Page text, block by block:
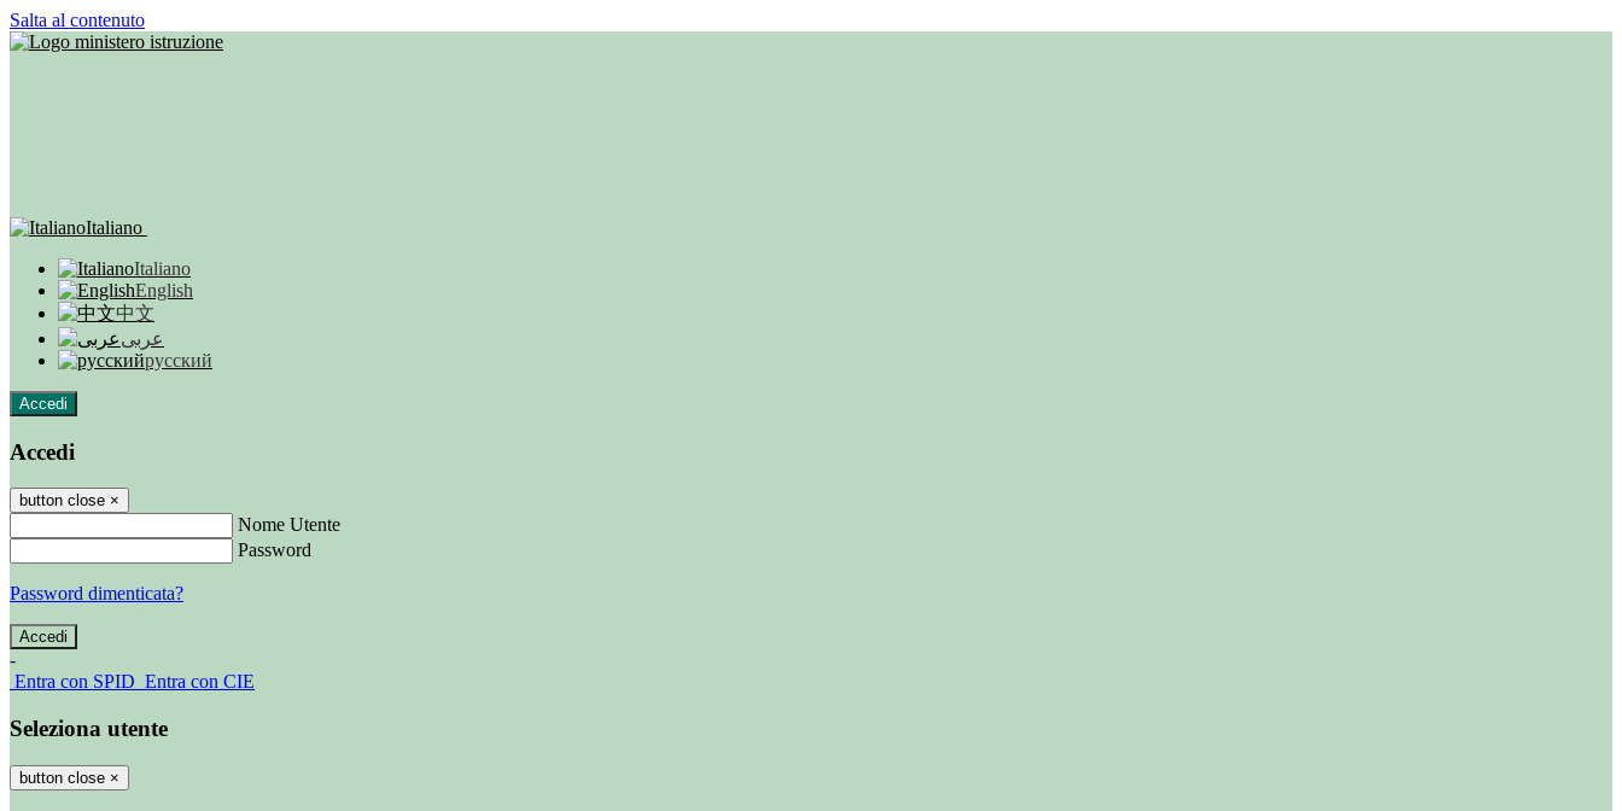
Salta al contenuto
Italiano
Italiano
English
中文
عربى
русский
Accedi
Accedi
button close ×
Nome Utente
Password
Password dimenticata?
-
Entra con SPID Entra con CIE
Seleziona utente
button close ×